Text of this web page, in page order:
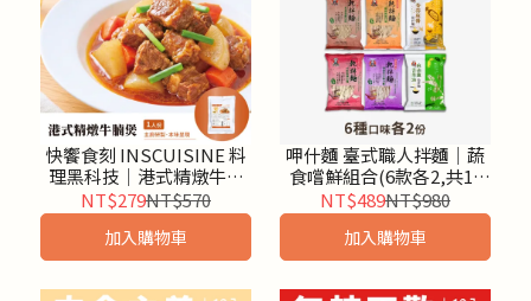
快饗食刻 INSCUISINE 料
理黑科技│港式精燉牛腩
煲3入組
NT$279NT$570
加入購物車
呷什麵 臺式職人拌麵│蔬
食嚐鮮組合(6款各2,共12
入)
NT$489NT$980
加入購物車